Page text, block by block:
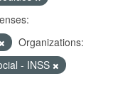
Organizations:
- INSS